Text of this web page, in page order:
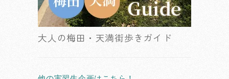
大人の梅田・天満街歩きガイド